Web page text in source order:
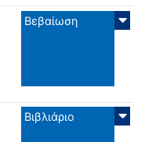
Βεβαίωση
Βιβλιάριο